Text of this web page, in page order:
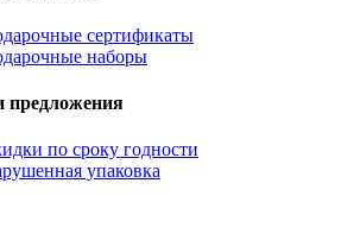
сертификаты
наборы
предложения
по сроку годности
упаковка